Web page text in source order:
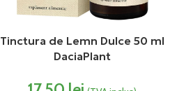
Tinctura de Lemn Dulce 50 ml
DaciaPlant